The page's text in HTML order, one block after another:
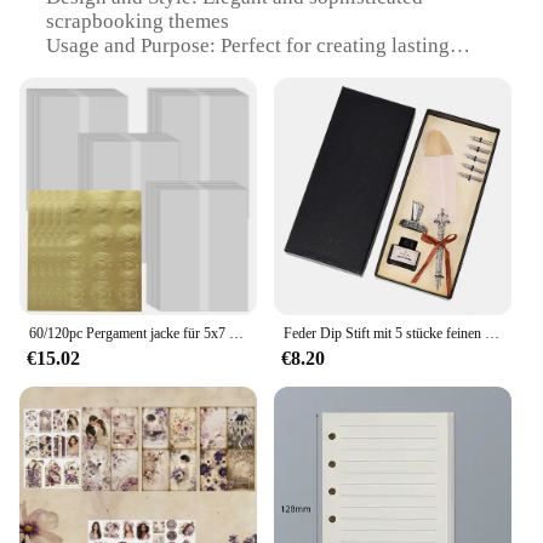
scrapbooking themes
Usage and Purpose: Perfect for creating lasting
Typical Adaptive Scenario: Ideal for scrapbooking
enthusiasts and professional crafters
Shape or Size or Weight or Quantity:
Comprehensive sets designed for various
scrapbooking needs
Performance and Property: Durable and designed to
withstand the test of time
Features:
**Crafting Unforgettable Memories**
The papeterie hochzeit Scrapbooking-Sets are an
exquisite collection of materials designed to help
you preserve and celebrate the most precious
moments of your life. Each set is meticulously
crafted with high-quality, acid-free paper that
ensures your memories remain vibrant and
untarnished over time. The elegant and
sophisticated designs cater to a variety of wedding
60/120pc Pergament jacke für 5x7 Einladungen gefaltete Pergament papier jacken leer durchscheinende Hochzeits umschlag Einladungen Wrap Liner
€15.02
Feder Dip Stift mit 5 stücke feinen Federn Vintage Kalligraphie Stift Set Retro Briefpapier Feder Stift und Tinte Set für Einladungen Briefe
€8.20